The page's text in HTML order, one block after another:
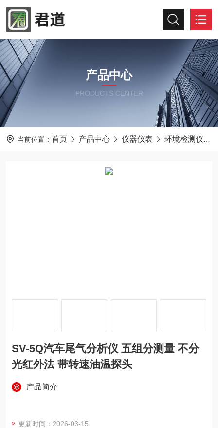
产品中心
PRODUCTS CENTER
当前位置： 首页 产品中心 仪器仪表 环境检测仪器
SV-5Q汽车尾气分析仪 五组分测量 不分
光红外法 带转速油温探头
产品简介
更新时间：2026-03-15